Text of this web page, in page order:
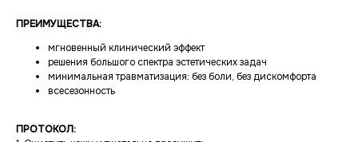
ПРЕИМУЩЕСТВА:
мгновенный клинический эффект
решения большого спектра эстетических задач
минимальная травматизация: без боли, без дискомфорта
всесезонность
ПРОТОКОЛ: